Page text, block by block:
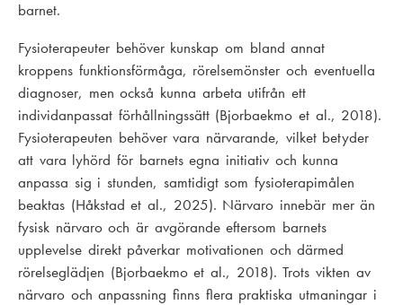
barnet.
Fysioterapeuter behöver kunskap om bland annat
kroppens funktionsförmåga, rörelsemönster och eventuella
diagnoser, men också kunna arbeta utifrån ett
individanpassat förhållningssätt (Bjorbaekmo et al., 2018).
Fysioterapeuten behöver vara närvarande, vilket betyder
att vara lyhörd för barnets egna initiativ och kunna
anpassa sig i stunden, samtidigt som fysioterapimålen
beaktas (Håkstad et al., 2025). Närvaro innebär mer än
fysisk närvaro och är avgörande eftersom barnets
upplevelse direkt påverkar motivationen och därmed
rörelseglädjen (Bjorbaekmo et al., 2018). Trots vikten av
närvaro och anpassning finns flera praktiska utmaningar i